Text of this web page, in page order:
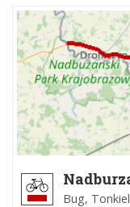
Bug,